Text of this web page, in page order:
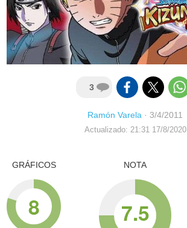
3
Ramón Varela · 3/4/2011
Actualizado: 21:31 17/8/2020
GRÁFICOS
8
NOTA
7.5